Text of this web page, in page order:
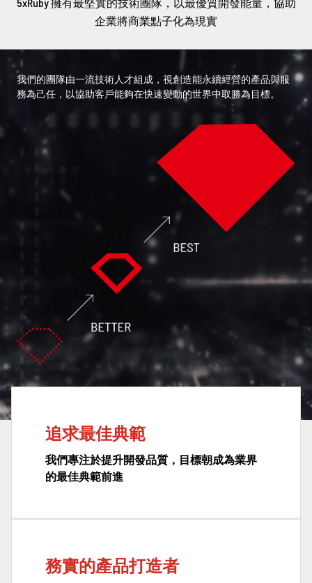
企業將商業點子化為現實
我們的團隊由一流技術人才組成，視創造能永續經營的產品與服
務為己任，以協助客戶能夠在快速變動的世界中取勝為目標。
追求最佳典範
我們專注於提升開發品質，目標朝成為業界
的最佳典範前進
務實的產品打造者